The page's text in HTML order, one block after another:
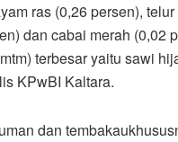
ras (0,26 persen),
dan cabai merah (0,02
terbesar yaitu sawi
KPwBI Kaltara.
dan